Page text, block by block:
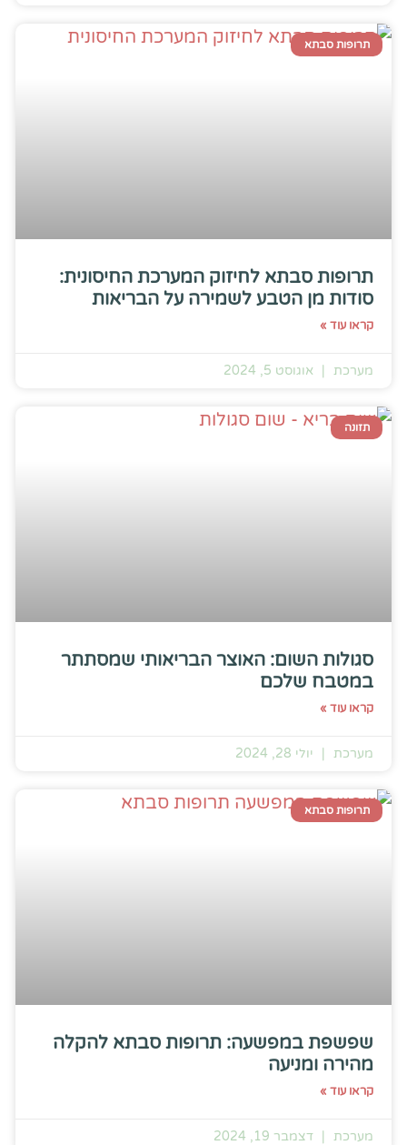
תרופות סבתא
תרופות סבתא לחיזוק המערכת החיסונית:
סודות מן הטבע לשמירה על הבריאות
קראו עוד »
מערכת אוגוסט 5, 2024
תזונה
סגולות השום: האוצר הבריאותי שמסתתר
במטבח שלכם
קראו עוד »
מערכת יולי 28, 2024
תרופות סבתא
שפשפת במפשעה: תרופות סבתא להקלה
מהירה ומניעה
קראו עוד »
מערכת דצמבר 19, 2024